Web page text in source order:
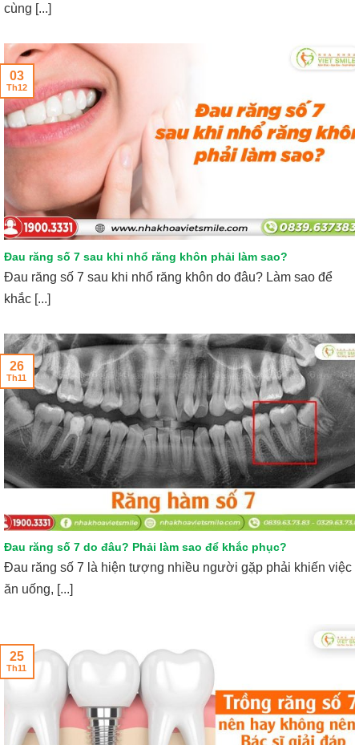
cùng [...]
Đau răng số 7 sau khi nhổ răng khôn phải làm sao?
Đau răng số 7 sau khi nhổ răng khôn do đâu? Làm sao để
khắc [...]
03
Th12
Đau răng số 7 do đâu? Phải làm sao để khắc phục?
Đau răng số 7 là hiện tượng nhiều người gặp phải khiến việc
ăn uống, [...]
26
Th11
25
Th11